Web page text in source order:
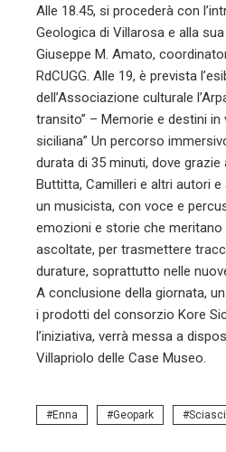
Alle 18.45, si procederà con
Geologica di Villarosa e alla
Giuseppe M. Amato,
RdCUGG. Alle 19, è prevista
dell’Associazione culturale
transito” – Memorie e destini
siciliana” Un percorso
durata di 35 minuti, dove grazie
Buttitta, Camilleri e altri autori
un musicista, con voce e
emozioni e storie che
ascoltate, per trasmettere
durature, soprattutto nelle
A conclusione della giornata,
i prodotti del consorzio Kore
l’iniziativa, verrà messa a
Villapriolo delle Case Museo.
Enna Geopark